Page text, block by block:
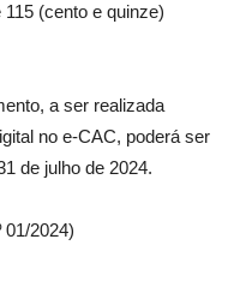
(cento e quinze)
a ser realizada
no e-CAC, poderá ser
de julho de 2024.
01/2024)